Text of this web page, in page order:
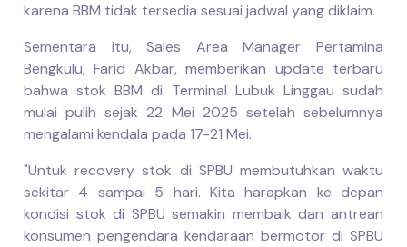
karena BBM tidak tersedia sesuai jadwal yang diklaim.
Sementara itu, Sales Area Manager Pertamina
Bengkulu, Farid Akbar, memberikan update terbaru
bahwa stok BBM di Terminal Lubuk Linggau sudah
mulai pulih sejak 22 Mei 2025 setelah sebelumnya
mengalami kendala pada 17-21 Mei.
"Untuk recovery stok di SPBU membutuhkan waktu
sekitar 4 sampai 5 hari. Kita harapkan ke depan
kondisi stok di SPBU semakin membaik dan antrean
konsumen pengendara kendaraan bermotor di SPBU